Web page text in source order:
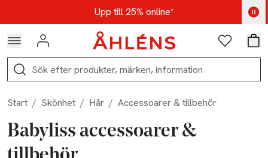
Hoppa till navigationsmenynUpp till 25% online*
Kod: AUG25 - Shoppa nu
Logga in Favoriter
Sök
Start / Skönhet / Hår / Accessoarer & tillbehör
Babyliss accessoarer &